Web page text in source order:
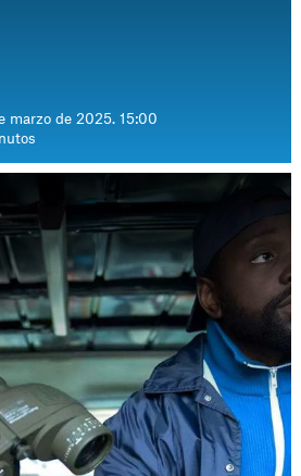
marzo de 2025. 15:00